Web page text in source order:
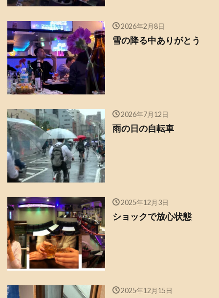
2026年2月8日
雪の降る中ありがとう
2026年7月12日
雨の日の自転車
2025年12月3日
ショックで放心状態
2025年12月15日